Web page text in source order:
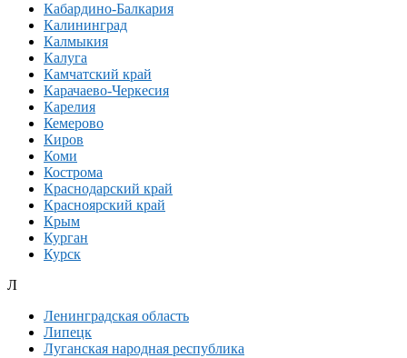
Кабардино-Балкария
Калининград
Калмыкия
Калуга
Камчатский край
Карачаево-Черкесия
Карелия
Кемерово
Киров
Коми
Кострома
Краснодарский край
Красноярский край
Крым
Курган
Курск
Л
Ленинградская область
Липецк
Луганская народная республика